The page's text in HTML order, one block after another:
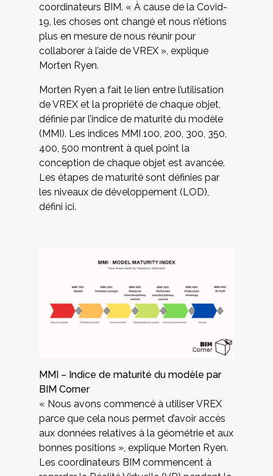
coordinateurs BIM. « À cause de la Covid-
19, les choses ont changé et nous n’étions
plus en mesure de nous réunir pour
collaborer à l’aide de VREX », explique
Morten Ryen.
Morten Ryen a fait le lien entre l’utilisation
de VREX et la propriété de chaque objet,
définie par l’indice de maturité du modèle
(MMI). Les indices MMI 100, 200, 300, 350,
400, 500 montrent à quel point la
conception de chaque objet est avancée.
Les étapes de maturité sont définies par
les niveaux de développement (LOD),
défini ici.
MMI – Indice de maturité du modèle par
BIM Corner
« Nous avons commencé à utiliser VREX
parce que cela nous permet d’avoir accès
aux données relatives à la géométrie et aux
bonnes positions », explique Morten Ryen.
Les coordinateurs BIM commencent à